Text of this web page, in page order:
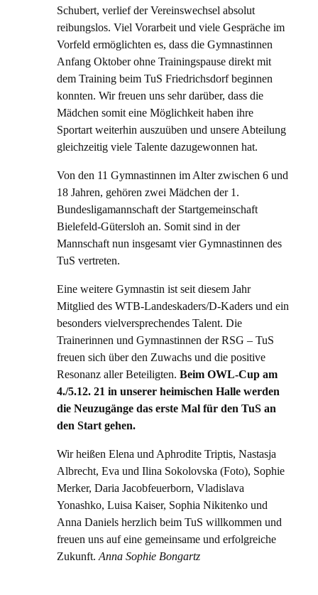
Schubert, verlief der Vereinswechsel absolut
reibungslos. Viel Vorarbeit und viele Gespräche im
Vorfeld ermöglichten es, dass die Gymnastinnen
Anfang Oktober ohne Trainingspause direkt mit
dem Training beim TuS Friedrichsdorf beginnen
konnten. Wir freuen uns sehr darüber, dass die
Mädchen somit eine Möglichkeit haben ihre
Sportart weiterhin auszuüben und unsere Abteilung
gleichzeitig viele Talente dazugewonnen hat.
Von den 11 Gymnastinnen im Alter zwischen 6 und
18 Jahren, gehören zwei Mädchen der 1.
Bundesligamannschaft der Startgemeinschaft
Bielefeld-Gütersloh an. Somit sind in der
Mannschaft nun insgesamt vier Gymnastinnen des
TuS vertreten.
Eine weitere Gymnastin ist seit diesem Jahr
Mitglied des WTB-Landeskaders/D-Kaders und ein
besonders vielversprechendes Talent. Die
Trainerinnen und Gymnastinnen der RSG – TuS
freuen sich über den Zuwachs und die positive
Resonanz aller Beteiligten. Beim OWL-Cup am
4./5.12. 21 in unserer heimischen Halle werden
die Neuzugänge das erste Mal für den TuS an
den Start gehen.
Wir heißen Elena und Aphrodite Triptis, Nastasja
Albrecht, Eva und Ilina Sokolovska (Foto), Sophie
Merker, Daria Jacobfeuerborn, Vladislava
Yonashko, Luisa Kaiser, Sophia Nikitenko und
Anna Daniels herzlich beim TuS willkommen und
freuen uns auf eine gemeinsame und erfolgreiche
Zukunft. Anna Sophie Bongartz